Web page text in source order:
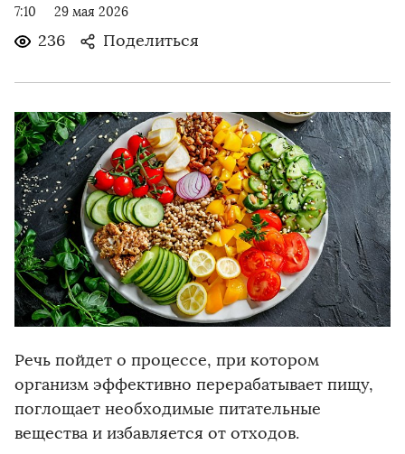
7:10 29 мая 2026
236 Поделиться
Речь пойдет о процессе, при котором
организм эффективно перерабатывает пищу,
поглощает необходимые питательные
вещества и избавляется от отходов.